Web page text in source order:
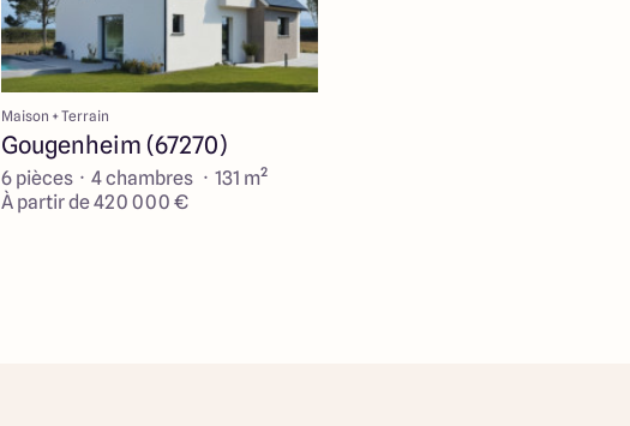
Maison + Terrain
Gougenheim (67270)
6 pièces · 4 chambres · 131 m²
À partir de 420 000 €